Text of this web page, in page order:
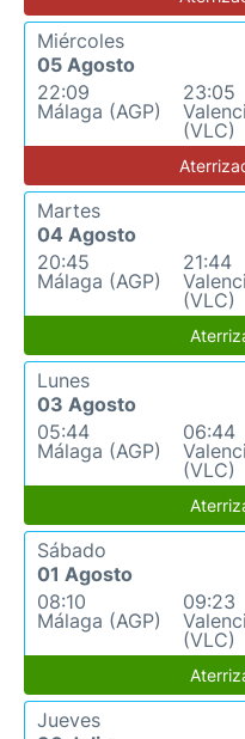
Miércoles
05 Agosto
22:09
Málaga (AGP)
23:05
(VLC)
Martes
04 Agosto
20:45
Málaga (AGP)
21:44
(VLC)
Lunes
03 Agosto
05:44
Málaga (AGP)
06:44
(VLC)
Sábado
01 Agosto
08:10
Málaga (AGP)
09:23
(VLC)
Jueves